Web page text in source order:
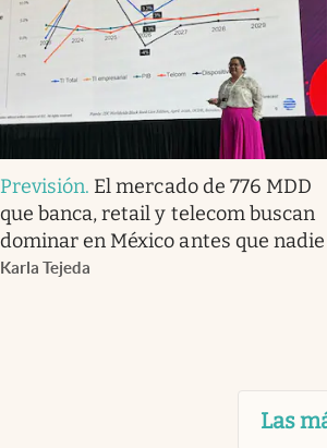
Previsión. El mercado de 776 MDD
que banca, retail y telecom buscan
dominar en México antes que nadie
Karla Tejeda
Las